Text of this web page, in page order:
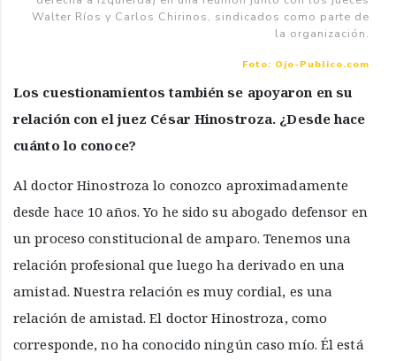
Walter Ríos y Carlos Chirinos, sindicados como parte de
la organización.
Foto: Ojo-Publico.com
Los cuestionamientos también se apoyaron en su
relación con el juez César Hinostroza. ¿Desde hace
cuánto lo conoce?
Al doctor Hinostroza lo conozco aproximadamente
desde hace 10 años. Yo he sido su abogado defensor en
un proceso constitucional de amparo. Tenemos una
relación profesional que luego ha derivado en una
amistad. Nuestra relación es muy cordial, es una
relación de amistad. El doctor Hinostroza, como
corresponde, no ha conocido ningún caso mío. Él está